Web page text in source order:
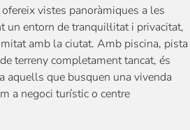
vistes panoràmiques a les
un entorn de tranquil·litat i privacitat,
amb la ciutat. Amb piscina, pista
terreny completament tancat, és
aquells que busquen una vivenda
a negoci turístic o centre